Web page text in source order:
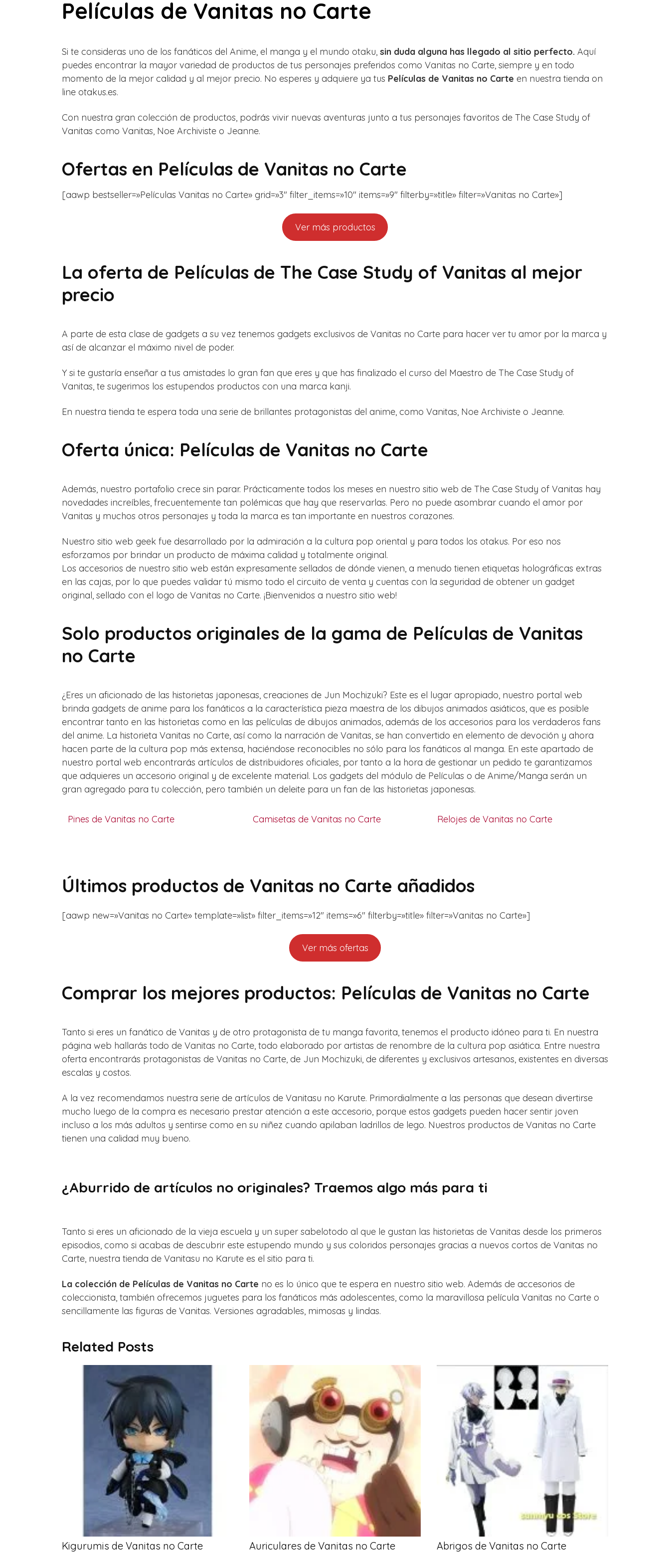
Películas de Vanitas no Carte
Si te consideras uno de los fanáticos del Anime, el manga y el mundo otaku, sin duda alguna has llegado al sitio perfecto. Aquí
puedes encontrar la mayor variedad de productos de tus personajes preferidos como Vanitas no Carte, siempre y en todo
momento de la mejor calidad y al mejor precio. No esperes y adquiere ya tus Películas de Vanitas no Carte en nuestra tienda on
line otakus.es.
Con nuestra gran colección de productos, podrás vivir nuevas aventuras junto a tus personajes favoritos de The Case Study of
Vanitas como Vanitas, Noe Archiviste o Jeanne.
Ofertas en Películas de Vanitas no Carte
[aawp bestseller=»Películas Vanitas no Carte» grid=»3″ filter_items=»10″ items=»9″ filterby=»title» filter=»Vanitas no Carte»]
Ver más productos
La oferta de Películas de The Case Study of Vanitas al mejor
precio
A parte de esta clase de gadgets a su vez tenemos gadgets exclusivos de Vanitas no Carte para hacer ver tu amor por la marca y
así de alcanzar el máximo nivel de poder.
Y si te gustaría enseñar a tus amistades lo gran fan que eres y que has finalizado el curso del Maestro de The Case Study of
Vanitas, te sugerimos los estupendos productos con una marca kanji.
En nuestra tienda te espera toda una serie de brillantes protagonistas del anime, como Vanitas, Noe Archiviste o Jeanne.
Oferta única: Películas de Vanitas no Carte
Además, nuestro portafolio crece sin parar. Prácticamente todos los meses en nuestro sitio web de The Case Study of Vanitas hay
novedades increíbles, frecuentemente tan polémicas que hay que reservarlas. Pero no puede asombrar cuando el amor por
Vanitas y muchos otros personajes y toda la marca es tan importante en nuestros corazones.
Nuestro sitio web geek fue desarrollado por la admiración a la cultura pop oriental y para todos los otakus. Por eso nos
esforzamos por brindar un producto de máxima calidad y totalmente original.
Los accesorios de nuestro sitio web están expresamente sellados de dónde vienen, a menudo tienen etiquetas holográficas extras
en las cajas, por lo que puedes validar tú mismo todo el circuito de venta y cuentas con la seguridad de obtener un gadget
original, sellado con el logo de Vanitas no Carte. ¡Bienvenidos a nuestro sitio web!
Solo productos originales de la gama de Películas de Vanitas
no Carte
¿Eres un aficionado de las historietas japonesas, creaciones de Jun Mochizuki? Este es el lugar apropiado, nuestro portal web
brinda gadgets de anime para los fanáticos a la característica pieza maestra de los dibujos animados asiáticos, que es posible
encontrar tanto en las historietas como en las películas de dibujos animados, además de los accesorios para los verdaderos fans
del anime. La historieta Vanitas no Carte, así como la narración de Vanitas, se han convertido en elemento de devoción y ahora
hacen parte de la cultura pop más extensa, haciéndose reconocibles no sólo para los fanáticos al manga. En este apartado de
nuestro portal web encontrarás artículos de distribuidores oficiales, por tanto a la hora de gestionar un pedido te garantizamos
que adquieres un accesorio original y de excelente material. Los gadgets del módulo de Películas o de Anime/Manga serán un
gran agregado para tu colección, pero también un deleite para un fan de las historietas japonesas.
Pines de Vanitas no Carte Camisetas de Vanitas no Carte Relojes de Vanitas no Carte
Últimos productos de Vanitas no Carte añadidos
[aawp new=»Vanitas no Carte» template=»list» filter_items=»12″ items=»6″ filterby=»title» filter=»Vanitas no Carte»]
Ver más ofertas
Comprar los mejores productos: Películas de Vanitas no Carte
Tanto si eres un fanático de Vanitas y de otro protagonista de tu manga favorita, tenemos el producto idóneo para ti. En nuestra
página web hallarás todo de Vanitas no Carte, todo elaborado por artistas de renombre de la cultura pop asiática. Entre nuestra
oferta encontrarás protagonistas de Vanitas no Carte, de Jun Mochizuki, de diferentes y exclusivos artesanos, existentes en diversas
escalas y costos.
A la vez recomendamos nuestra serie de artículos de Vanitasu no Karute. Primordialmente a las personas que desean divertirse
mucho luego de la compra es necesario prestar atención a este accesorio, porque estos gadgets pueden hacer sentir joven
incluso a los más adultos y sentirse como en su niñez cuando apilaban ladrillos de lego. Nuestros productos de Vanitas no Carte
tienen una calidad muy bueno.
¿Aburrido de artículos no originales? Traemos algo más para ti
Tanto si eres un aficionado de la vieja escuela y un super sabelotodo al que le gustan las historietas de Vanitas desde los primeros
episodios, como si acabas de descubrir este estupendo mundo y sus coloridos personajes gracias a nuevos cortos de Vanitas no
Carte, nuestra tienda de Vanitasu no Karute es el sitio para ti.
La colección de Películas de Vanitas no Carte no es lo único que te espera en nuestro sitio web. Además de accesorios de
coleccionista, también ofrecemos juguetes para los fanáticos más adolescentes, como la maravillosa película Vanitas no Carte o
sencillamente las figuras de Vanitas. Versiones agradables, mimosas y lindas.
Related Posts
Kigurumis de Vanitas no Carte Auriculares de Vanitas no Carte Abrigos de Vanitas no Carte